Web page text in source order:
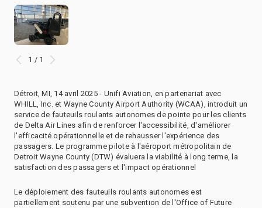
1 / 1
Détroit, MI, 14 avril 2025 - Unifi Aviation, en partenariat avec
WHILL, Inc. et Wayne County Airport Authority (WCAA), introduit un
service de fauteuils roulants autonomes de pointe pour les clients
de Delta Air Lines afin de renforcer l'accessibilité, d'améliorer
l'efficacité opérationnelle et de rehausser l'expérience des
passagers. Le programme pilote à l'aéroport métropolitain de
Detroit Wayne County (DTW) évaluera la viabilité à long terme, la
satisfaction des passagers et l'impact opérationnel
Le déploiement des fauteuils roulants autonomes est
partiellement soutenu par une subvention de l'Office of Future